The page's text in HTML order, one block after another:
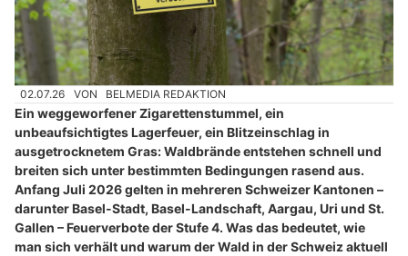
02.07.26 VON BELMEDIA REDAKTION
Ein weggeworfener Zigarettenstummel, ein
unbeaufsichtigtes Lagerfeuer, ein Blitzeinschlag in
ausgetrocknetem Gras: Waldbrände entstehen schnell und
breiten sich unter bestimmten Bedingungen rasend aus.
Anfang Juli 2026 gelten in mehreren Schweizer Kantonen –
darunter Basel-Stadt, Basel-Landschaft, Aargau, Uri und St.
Gallen – Feuerverbote der Stufe 4. Was das bedeutet, wie
man sich verhält und warum der Wald in der Schweiz aktuell